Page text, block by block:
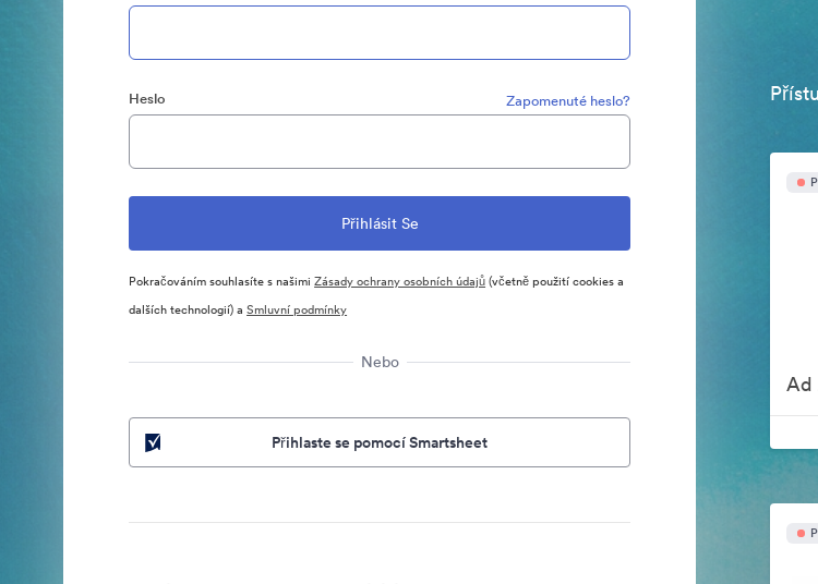
Heslo Zapomenuté heslo?
Pokračováním souhlasíte s našimiZásady ochrany osobních údajů(včetně použití cookies a
dalších technologií) aSmluvní podmínky
Nebo
Přihlaste se pomocí Smartsheet
Ad